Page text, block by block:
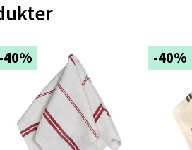
-40% -40%